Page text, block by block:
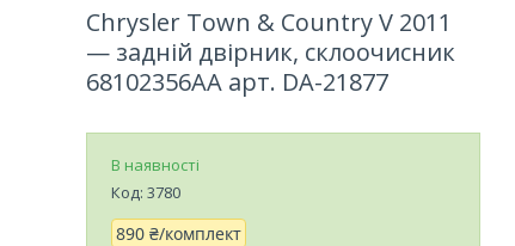
Chrysler Town & Country V 2011
— задній двірник, склоочисник
68102356AA арт. DA-21877
В наявності
Код: 3780
890 ₴/комплект